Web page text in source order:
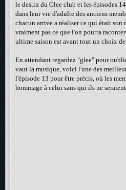
le destin du Glee club et les épisodes
dans leur vie d'adulte des anciens
chacun arrive a réaliser ce qui était son
vraiment pas ce que l'on pourra
ultime saison est avant tout un choix
En attendant regardez "glee" pour
vaut la musique, voici l'une des
l'épisode 13 pour être précis, où les
hommage à celui sans qui ils ne